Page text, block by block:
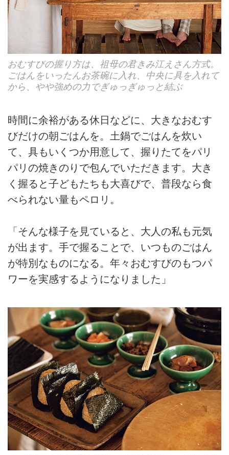
おむすびの握り方は、祖母の君きみ江えさん方式。
ごはんをいったんお茶碗に入れ、中央に具を入れて
から、やや強めの力でぎゅっぎゅっと結ぶ
時間に余裕がある休日などに、大きなおむす
びだけの朝ごはんを。土鍋でごはんを炊い
て、具もいくつか用意して、握りたてをパリ
パリの焼きのりで包んでいただきます。大き
く握ると子どもたちも大喜びで、普段なら食
べられない量もペロリ。
「そんな様子を見ていると、大人の私も元気
が出ます。手で握ることで、いつものごはん
が特別なものになる。年々おむすびのもつパ
ワーを実感するようになりました」